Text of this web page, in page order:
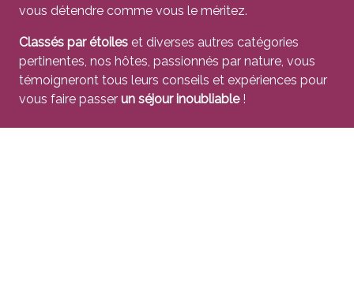
vous détendre comme vous le méritez.
Classés par étoiles et diverses autres catégories
pertinentes, nos hôtes, passionnés par nature, vous
témoigneront tous leurs conseils et expériences pour
vous faire passer un séjour inoubliable!